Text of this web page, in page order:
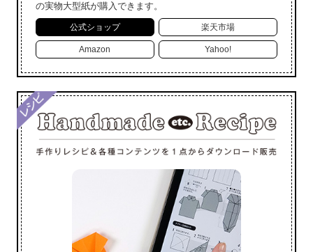
の実物大型紙が購入できます。
公式ショップ 楽天市場
Amazon Yahoo!